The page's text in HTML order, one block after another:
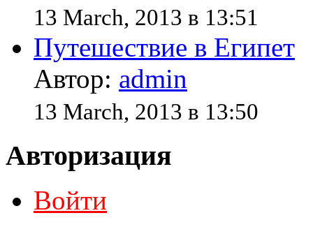
13 March, 2013 в 13:51
Путешествие в Египет
Автор: admin
13 March, 2013 в 13:50
Авторизация
Войти